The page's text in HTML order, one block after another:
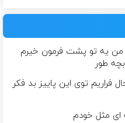
من یه تو پشت فرمون خیرم
طور
فراریم توی این پاییز بد فکر
ای مثل خودم